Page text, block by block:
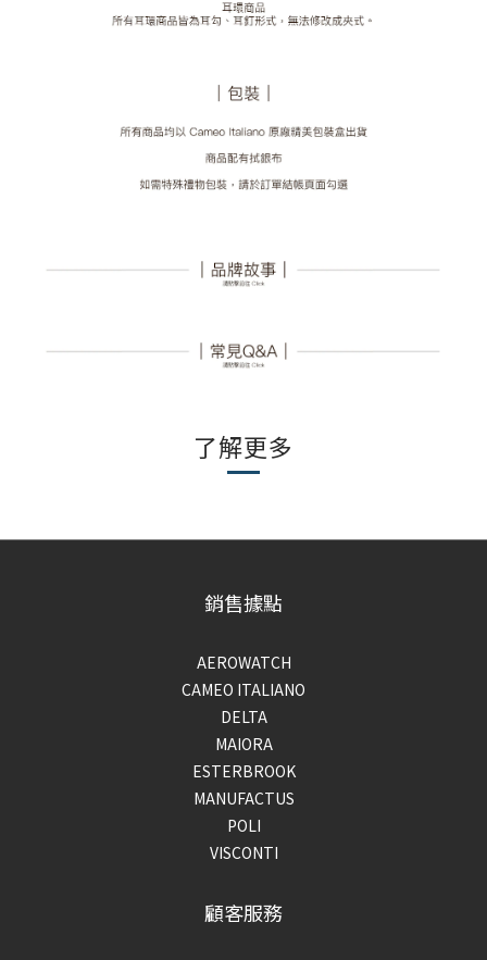
了解更多
銷售據點
AEROWATCH
CAMEO ITALIANO
DELTA
MAIORA
ESTERBROOK
MANUFACTUS
POLI
VISCONTI
顧客服務